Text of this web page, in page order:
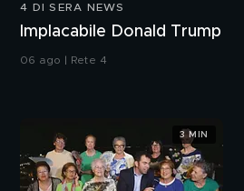
4 DI SERA NEWS
Implacabile Donald Trump
06 ago | Rete 4
3 MIN